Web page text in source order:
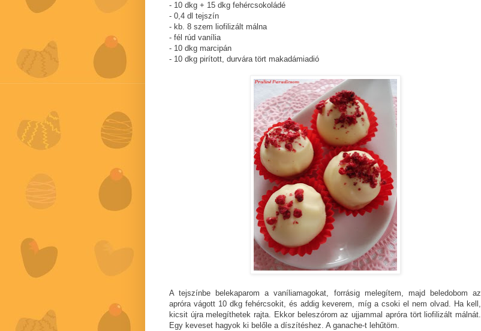
- 10 dkg + 15 dkg fehércsokoládé
- 0,4 dl tejszín
- kb. 8 szem liofilizált málna
- fél rúd vanília
- 10 dkg marcipán
- 10 dkg pirított, durvára tört makadámiadió
A tejszínbe belekaparom a vaníliamagokat, forrásig melegítem, majd beledobom az
apróra vágott 10 dkg fehércsokit, és addig keverem, míg a csoki el nem olvad. Ha kell,
kicsit újra melegíthetek rajta. Ekkor beleszórom az ujjammal apróra tört liofilizált málnát.
Egy keveset hagyok ki belőle a díszítéshez. A ganache-t lehűtöm.